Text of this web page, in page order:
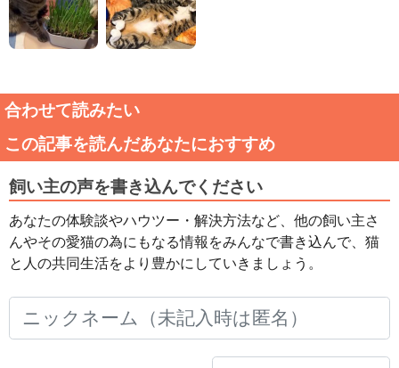
合わせて読みたい
この記事を読んだあなたにおすすめ
飼い主の声を書き込んでください
あなたの体験談やハウツー・解決方法など、他の飼い主さ
んやその愛猫の為にもなる情報をみんなで書き込んで、猫
と人の共同生活をより豊かにしていきましょう。